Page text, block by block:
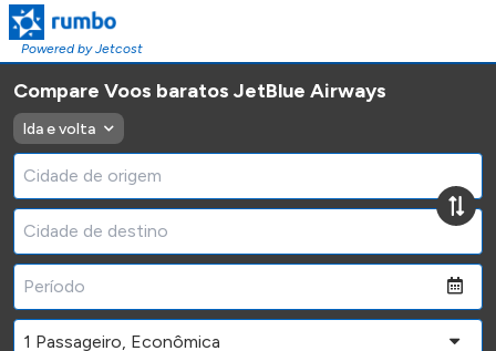
Powered by Jetcost
Compare Voos baratos JetBlue Airways
Ida e volta